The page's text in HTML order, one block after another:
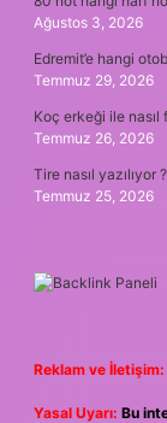
Ağustos 3, 2026
Edremit’e hangi
Temmuz 29, 2026
Koç erkeği ile nasıl
Temmuz 26, 2026
Tire nasıl yazılıyor ?
Temmuz 25, 2026
Reklam ve İletişim:
Yasal Uyarı: Bu